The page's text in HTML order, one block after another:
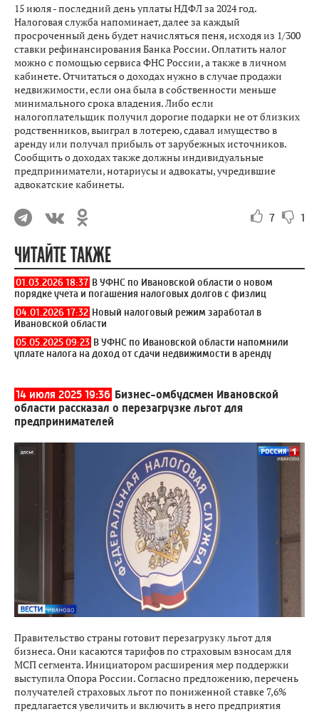
15 июля - последний день уплаты НДФЛ за 2024 год.
Налоговая служба напоминает, далее за каждый
просроченный день будет начисляться пеня, исходя из 1/300
ставки рефинансирования Банка России. Оплатить налог
можно с помощью сервиса ФНС России, а также в личном
кабинете. Отчитаться о доходах нужно в случае продажи
недвижимости, если она была в собственности меньше
минимального срока владения. Либо если
налогоплательщик получил дорогие подарки не от близких
родственников, выиграл в лотерею, сдавал имущество в
аренду или получал прибыль от зарубежных источников.
Сообщить о доходах также должны индивидуальные
предприниматели, нотариусы и адвокаты, учредившие
адвокатские кабинеты.
7 1
ЧИТАЙТЕ ТАКЖЕ
01.03.2026 18:37 В УФНС по Ивановской области о новом
порядке учета и погашения налоговых долгов с физлиц
04.01.2026 17:32 Новый налоговый режим заработал в
Ивановской области
05.05.2025 09:23 В УФНС по Ивановской области напомнили
уплате налога на доход от сдачи недвижимости в аренду
14 июля 2025 19:36 Бизнес-омбудсмен Ивановской
области рассказал о перезагрузке льгот для
предпринимателей
Правительство страны готовит перезагрузку льгот для
бизнеса. Они касаются тарифов по страховым взносам для
МСП сегмента. Инициатором расширения мер поддержки
выступила Опора России. Согласно предложению, перечень
получателей страховых льгот по пониженной ставке 7,6%
предлагается увеличить и включить в него предприятия